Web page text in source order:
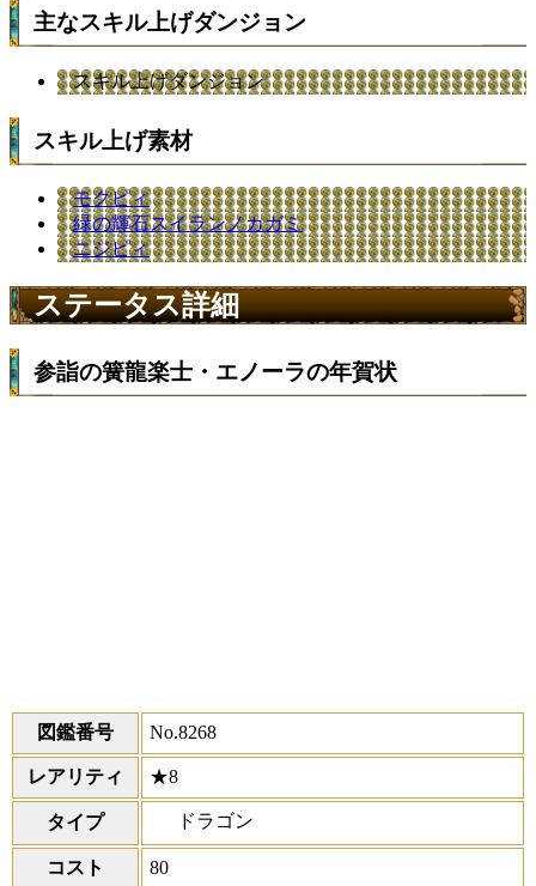
主なスキル上げダンジョン
スキル上げダンジョン
スキル上げ素材
モクピィ
緑の輝石スイランノカガミ
ニジピィ
ステータス詳細
参詣の簧龍楽士・エノーラの年賀状
図鑑番号 No.8268
レアリティ ★8
タイプ ドラゴン
コスト 80